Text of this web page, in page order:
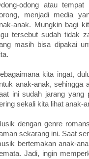
odong atau
menjadi media
anak. Mungkin bagi
tersebut sudah tidak
masih bisa dipakai
kita ingat,
anak-anak, sehingga
ini sudah jarang yang
sekali kita lihat anak-
dengan genre
sekarang ini. Saat
bertemakan anak-
Jadi, ingin